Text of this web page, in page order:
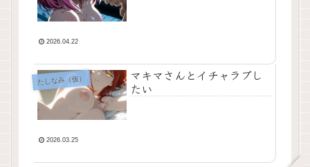
2026.04.22
たしなみ（仮）
マキマさんとイチャラブし
たい
2026.03.25